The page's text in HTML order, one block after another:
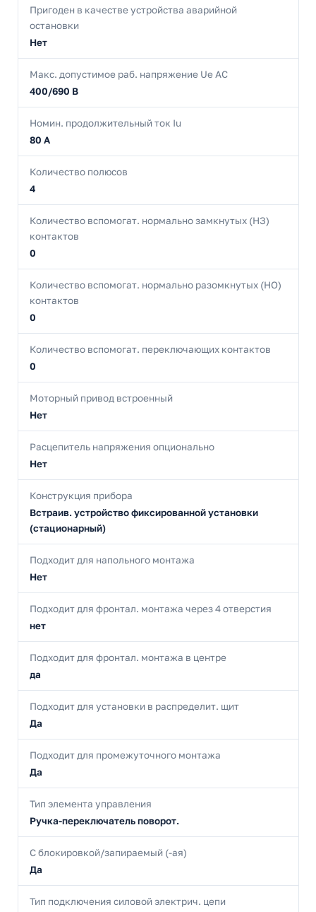
Пригоден в качестве устройства аварийной
остановки
Нет
Макс. допустимое раб. напряжение Ue AC
400/690 В
Номин. продолжительный ток Iu
80 А
Количество полюсов
4
Количество вспомогат. нормально замкнутых (НЗ)
контактов
0
Количество вспомогат. нормально разомкнутых (НО)
контактов
0
Количество вспомогат. переключающих контактов
0
Моторный привод встроенный
Нет
Расцепитель напряжения опционально
Нет
Конструкция прибора
Встраив. устройство фиксированной установки
(стационарный)
Подходит для напольного монтажа
Нет
Подходит для фронтал. монтажа через 4 отверстия
нет
Подходит для фронтал. монтажа в центре
да
Подходит для установки в распределит. щит
Да
Подходит для промежуточного монтажа
Да
Тип элемента управления
Ручка-переключатель поворот.
С блокировкой/запираемый (-ая)
Да
Тип подключения силовой электрич. цепи